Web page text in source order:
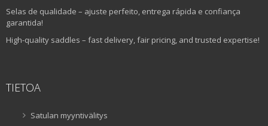
Selas de qualidade – ajuste perfeito, entrega rápida e confiança
garantida!
High-quality saddles – fast delivery, fair pricing, and trusted expertise!
TIETOA
Satulan myyntivälitys